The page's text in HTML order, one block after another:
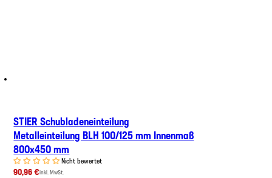
STIER Schubladeneinteilung
Metalleinteilung BLH 100/125 mm Innenmaß
800x450 mm
Nicht bewertet
90,96 €inkl. MwSt.